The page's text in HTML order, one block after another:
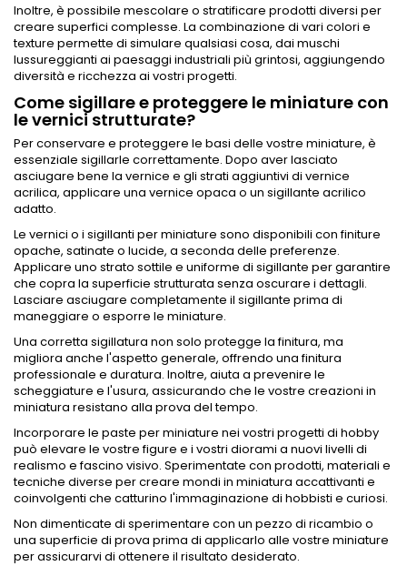
Inoltre, è possibile mescolare o stratificare prodotti diversi per
creare superfici complesse. La combinazione di vari colori e
texture permette di simulare qualsiasi cosa, dai muschi
lussureggianti ai paesaggi industriali più grintosi, aggiungendo
diversità e ricchezza ai vostri progetti.
Come sigillare e proteggere le miniature con
le vernici strutturate?
Per conservare e proteggere le basi delle vostre miniature, è
essenziale sigillarle correttamente. Dopo aver lasciato
asciugare bene la vernice e gli strati aggiuntivi di vernice
acrilica, applicare una vernice opaca o un sigillante acrilico
adatto.
Le vernici o i sigillanti per miniature sono disponibili con finiture
opache, satinate o lucide, a seconda delle preferenze.
Applicare uno strato sottile e uniforme di sigillante per garantire
che copra la superficie strutturata senza oscurare i dettagli.
Lasciare asciugare completamente il sigillante prima di
maneggiare o esporre le miniature.
Una corretta sigillatura non solo protegge la finitura, ma
migliora anche l'aspetto generale, offrendo una finitura
professionale e duratura. Inoltre, aiuta a prevenire le
scheggiature e l'usura, assicurando che le vostre creazioni in
miniatura resistano alla prova del tempo.
Incorporare le paste per miniature nei vostri progetti di hobby
può elevare le vostre figure e i vostri diorami a nuovi livelli di
realismo e fascino visivo. Sperimentate con prodotti, materiali e
tecniche diverse per creare mondi in miniatura accattivanti e
coinvolgenti che catturino l'immaginazione di hobbisti e curiosi.
Non dimenticate di sperimentare con un pezzo di ricambio o
una superficie di prova prima di applicarlo alle vostre miniature
per assicurarvi di ottenere il risultato desiderato.